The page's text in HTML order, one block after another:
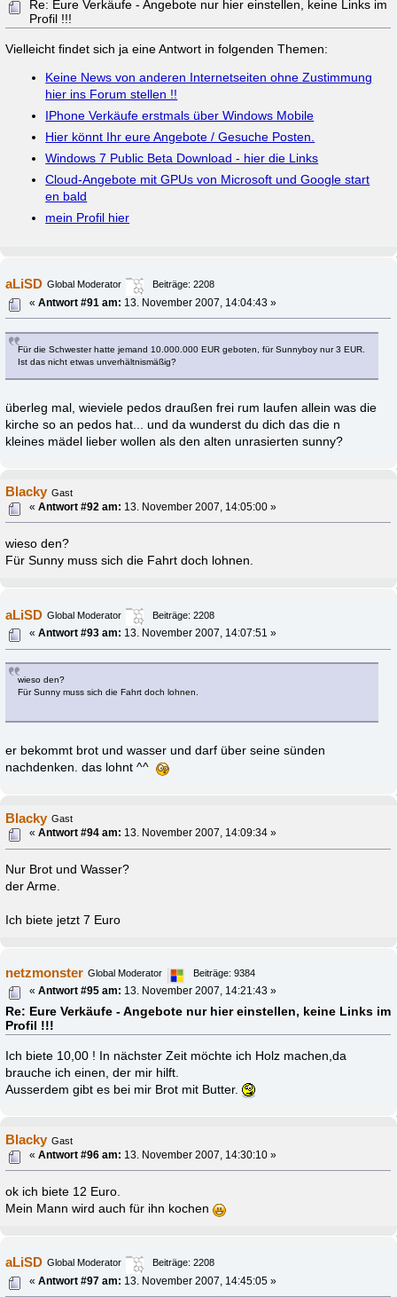
Re: Eure Verkäufe - Angebote nur hier einstellen, keine Links im
Profil !!!
Vielleicht findet sich ja eine Antwort in folgenden Themen:
Keine News von anderen Internetseiten ohne Zustimmung
hier ins Forum stellen !!
IPhone Verkäufe erstmals über Windows Mobile
Hier könnt Ihr eure Angebote / Gesuche Posten.
Windows 7 Public Beta Download - hier die Links
Cloud-Angebote mit GPUs von Microsoft und Google start
en bald
mein Profil hier
aLiSD Global Moderator
Beiträge: 2208
«Antwort #91 am: 13. November 2007, 14:04:43 »
Für die Schwester hatte jemand 10.000.000 EUR geboten, für Sunnyboy nur 3 EUR.
Ist das nicht etwas unverhältnismäßig?
überleg mal, wieviele pedos draußen frei rum laufen allein was die
kirche so an pedos hat... und da wunderst du dich das die n
kleines mädel lieber wollen als den alten unrasierten sunny?
Blacky Gast
«Antwort #92 am: 13. November 2007, 14:05:00 »
wieso den?
Für Sunny muss sich die Fahrt doch lohnen.
aLiSD Global Moderator
Beiträge: 2208
«Antwort #93 am: 13. November 2007, 14:07:51 »
wieso den?
Für Sunny muss sich die Fahrt doch lohnen.
er bekommt brot und wasser und darf über seine sünden
nachdenken. das lohnt ^^
Blacky Gast
«Antwort #94 am: 13. November 2007, 14:09:34 »
Nur Brot und Wasser?
der Arme.
Ich biete jetzt 7 Euro
netzmonster Global Moderator Beiträge: 9384
Re: Eure Verkäufe - Angebote nur hier einstellen, keine Links im
Profil !!!
«Antwort #95 am: 13. November 2007, 14:21:43 »
Ich biete 10,00 ! In nächster Zeit möchte ich Holz machen,da
brauche ich einen, der mir hilft.
Ausserdem gibt es bei mir Brot mit Butter.
Blacky Gast
«Antwort #96 am: 13. November 2007, 14:30:10 »
ok ich biete 12 Euro.
Mein Mann wird auch für ihn kochen
aLiSD Global Moderator
Beiträge: 2208
«Antwort #97 am: 13. November 2007, 14:45:05 »